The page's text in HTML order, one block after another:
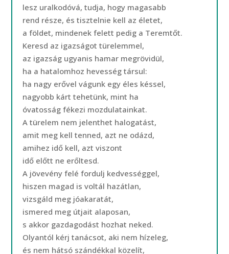
lesz uralkodóvá, tudja, hogy magasabb
rend része, és tisztelnie kell az életet,
a földet, mindenek felett pedig a Teremtőt.
Keresd az igazságot türelemmel,
az igazság ugyanis hamar megrövidül,
ha a hatalomhoz hevesség társul:
ha nagy erővel vágunk egy éles késsel,
nagyobb kárt tehetünk, mint ha
óvatosság fékezi mozdulatainkat.
A türelem nem jelenthet halogatást,
amit meg kell tenned, azt ne odázd,
amihez idő kell, azt viszont
idő előtt ne erőltesd.
A jövevény felé fordulj kedvességgel,
hiszen magad is voltál hazátlan,
vizsgáld meg jóakaratát,
ismered meg útjait alaposan,
s akkor gazdagodást hozhat neked.
Olyantól kérj tanácsot, aki nem hízeleg,
és nem hátsó szándékkal közelít,